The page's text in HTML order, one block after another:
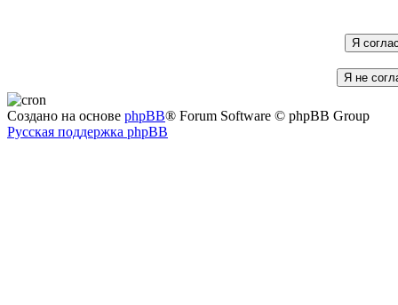
Создано на основе phpBB® Forum Software © phpBB Group
Русская поддержка phpBB